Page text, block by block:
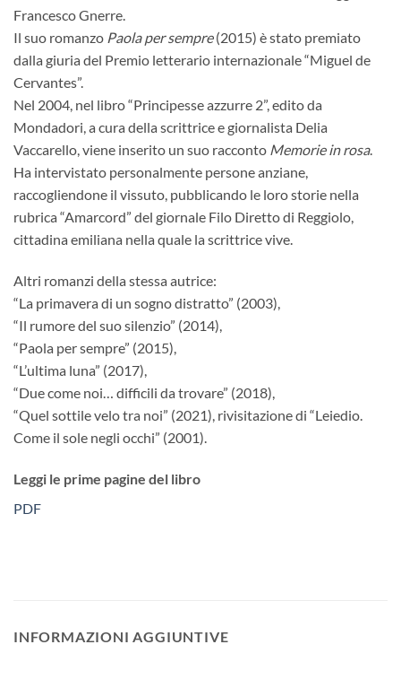
Francesco Gnerre.
Il suo romanzo Paola per sempre(2015) è stato premiato
dalla giuria del Premio letterario internazionale “Miguel de
Cervantes”.
Nel 2004, nel libro “Principesse azzurre 2”, edito da
Mondadori, a cura della scrittrice e giornalista Delia
Vaccarello, viene inserito un suo racconto Memorie in rosa.
Ha intervistato personalmente persone anziane,
raccogliendone il vissuto, pubblicando le loro storie nella
rubrica “Amarcord” del giornale Filo Diretto di Reggiolo,
cittadina emiliana nella quale la scrittrice vive.
Altri romanzi della stessa autrice:
“La primavera di un sogno distratto” (2003),
“Il rumore del suo silenzio” (2014),
“Paola per sempre” (2015),
“L’ultima luna” (2017),
“Due come noi… difficili da trovare” (2018),
“Quel sottile velo tra noi” (2021), rivisitazione di “Leiedio.
Come il sole negli occhi” (2001).
Leggi le prime pagine del libro
PDF
INFORMAZIONI AGGIUNTIVE